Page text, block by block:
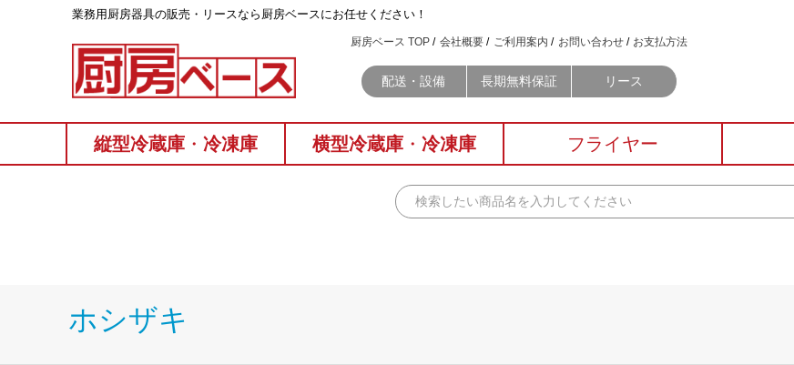
業務⽤厨房器具の販売・リースなら厨房ベースにお任せください！
厨房ベース TOP 会社概要 ご利用案内 お問い合わせ お支払方法
配送・設備 長期無料保証 リース
縦型冷蔵庫 ・ 冷凍庫 横型冷蔵庫 ・ 冷凍庫 フライヤー
ホシザキ